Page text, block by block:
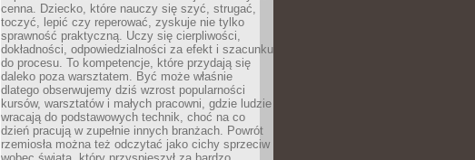
cenna. Dziecko, które nauczy się szyć, strugać,
toczyć, lepić czy reperować, zyskuje nie tylko
sprawność praktyczną. Uczy się cierpliwości,
dokładności, odpowiedzialności za efekt i szacunku
do procesu. To kompetencje, które przydają się
daleko poza warsztatem. Być może właśnie
dlatego obserwujemy dziś wzrost popularności
kursów, warsztatów i małych pracowni, gdzie ludzie
wracają do podstawowych technik, choć na co
dzień pracują w zupełnie innych branżach. Powrót
rzemiosła można też odczytać jako cichy sprzeciw